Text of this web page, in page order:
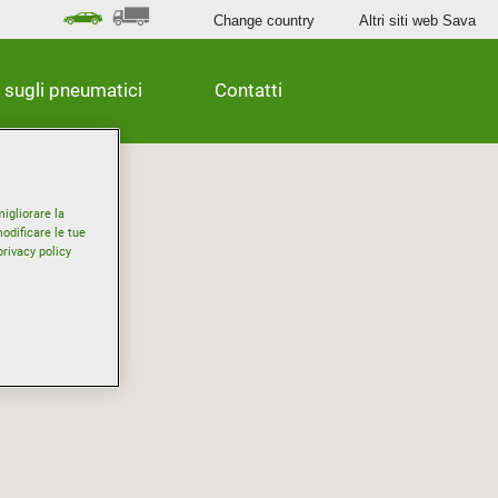
pneumatici Contatti
Change country Altri siti web Sava
la
le tue
policy